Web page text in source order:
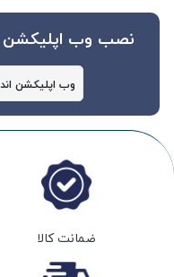
نصب وب اپلیکشن
وب اپلیکشن
ضمانت کالا